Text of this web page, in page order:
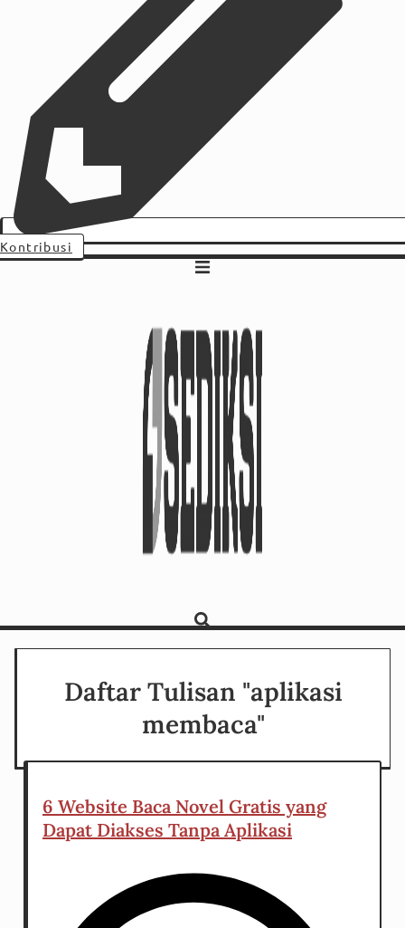
Kontribusi
Daftar Tulisan "aplikasi
membaca"
6 Website Baca Novel Gratis yang
Dapat Diakses Tanpa Aplikasi